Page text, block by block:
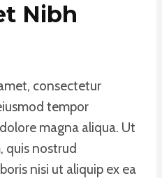
Nibh
consectetur
tempor
magna aliqua. Ut
quis nostrud
nisi ut aliquip ex ea